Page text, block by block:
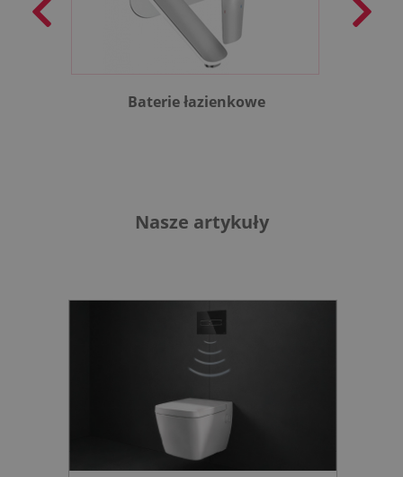
Baterie łazienkowe
Nasze artykuły